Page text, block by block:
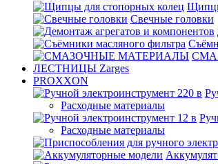
Свечные головки
ЛЕСТНИЦЫ Zarges
PROXXON
Расходные материалы
Расходные материалы